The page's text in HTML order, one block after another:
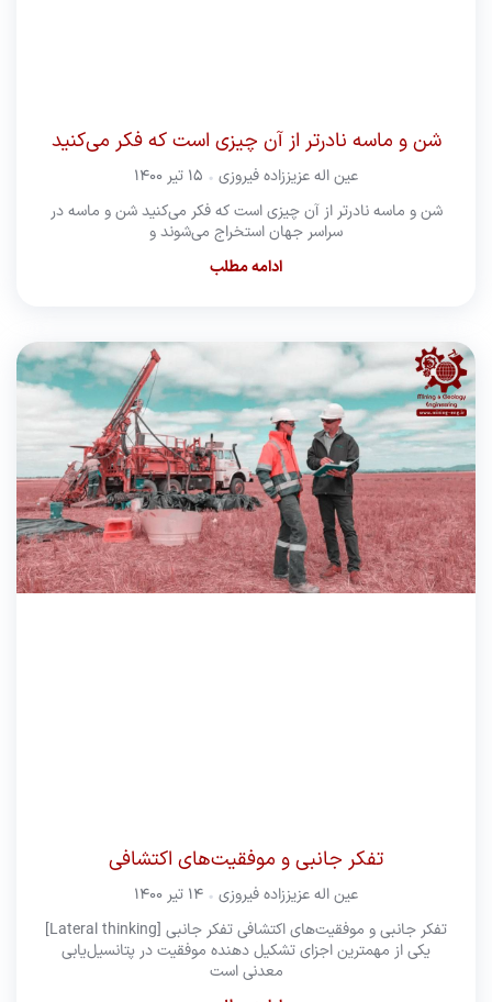
شن و ماسه نادرتر از آن چیزی است که فکر می‌کنید
عین اله عزیززاده فیروزی
شن و ماسه نادرتر از آن چیزی است که فکر می‌کنید شن و ماسه در
سراسر جهان استخراج می‌شوند و
ادامه مطلب
تفکر جانبی و موفقیت‌های اکتشافی
عین اله عزیززاده فیروزی
تفکر جانبی و موفقیت‌های اکتشافی تفکر جانبی [Lateral thinking]
یکی از مهمترین اجزای تشکیل دهنده موفقیت در پتانسیل‌یابی
معدنی است